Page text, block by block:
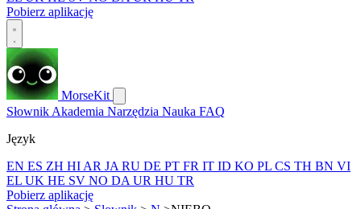
Pobierz aplikację
MorseKit
Słownik Akademia Narzędzia Nauka FAQ
Język
EN ES ZH HI AR JA RU DE PT FR IT ID KO PL CS TH BN VI
EL UK HE SV NO DA UR HU TR
Pobierz aplikację